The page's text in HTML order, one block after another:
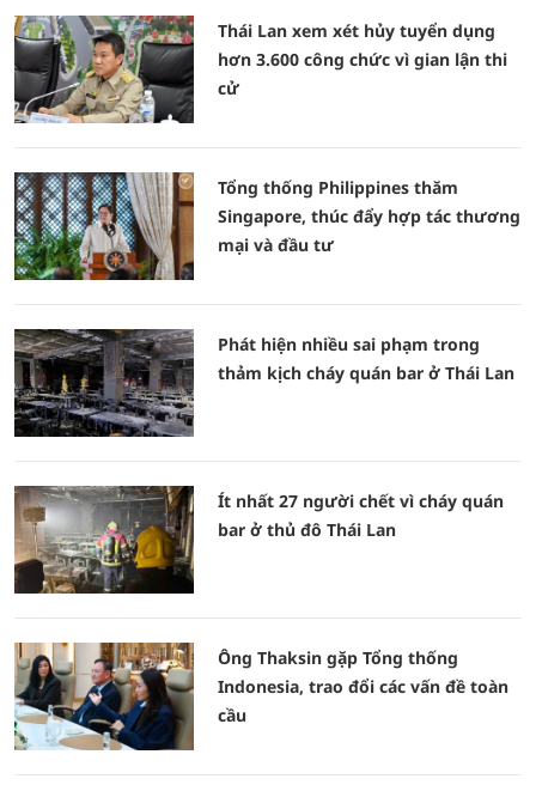
Thái Lan xem xét hủy tuyển dụng
hơn 3.600 công chức vì gian lận thi
cử
Tổng thống Philippines thăm
Singapore, thúc đẩy hợp tác thương
mại và đầu tư
Phát hiện nhiều sai phạm trong
thảm kịch cháy quán bar ở Thái Lan
Ít nhất 27 người chết vì cháy quán
bar ở thủ đô Thái Lan
Ông Thaksin gặp Tổng thống
Indonesia, trao đổi các vấn đề toàn
cầu